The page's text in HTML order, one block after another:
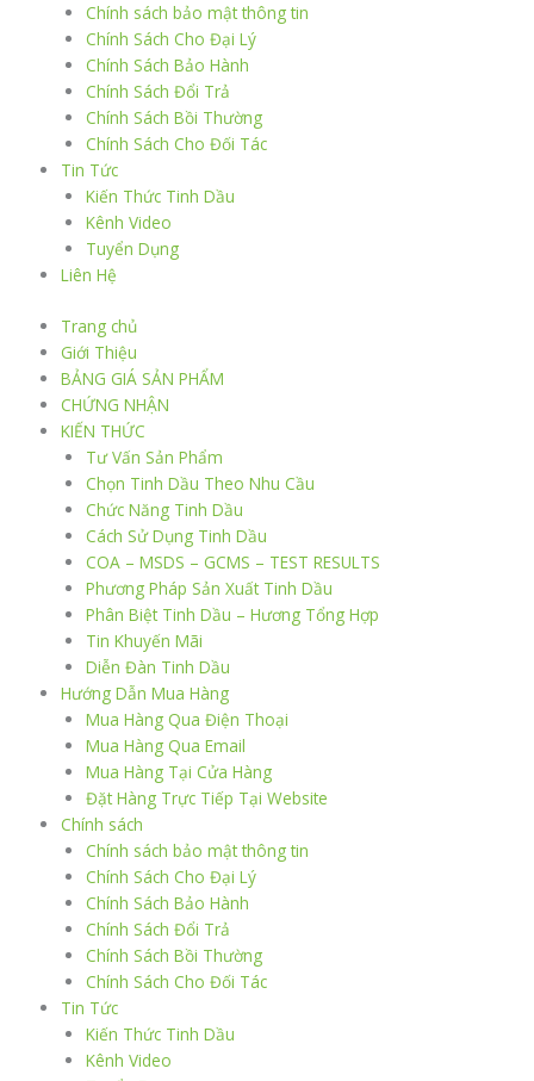
Chính sách bảo mật thông tin
Chính Sách Cho Đại Lý
Chính Sách Bảo Hành
Chính Sách Đổi Trả
Chính Sách Bồi Thường
Chính Sách Cho Đối Tác
Tin Tức
Kiến Thức Tinh Dầu
Kênh Video
Tuyển Dụng
Liên Hệ
Trang chủ
Giới Thiệu
BẢNG GIÁ SẢN PHẨM
CHỨNG NHẬN
KIẾN THỨC
Tư Vấn Sản Phẩm
Chọn Tinh Dầu Theo Nhu Cầu
Chức Năng Tinh Dầu
Cách Sử Dụng Tinh Dầu
COA – MSDS – GCMS – TEST RESULTS
Phương Pháp Sản Xuất Tinh Dầu
Phân Biệt Tinh Dầu – Hương Tổng Hợp
Tin Khuyến Mãi
Diễn Đàn Tinh Dầu
Hướng Dẫn Mua Hàng
Mua Hàng Qua Điện Thoại
Mua Hàng Qua Email
Mua Hàng Tại Cửa Hàng
Đặt Hàng Trực Tiếp Tại Website
Chính sách
Chính sách bảo mật thông tin
Chính Sách Cho Đại Lý
Chính Sách Bảo Hành
Chính Sách Đổi Trả
Chính Sách Bồi Thường
Chính Sách Cho Đối Tác
Tin Tức
Kiến Thức Tinh Dầu
Kênh Video